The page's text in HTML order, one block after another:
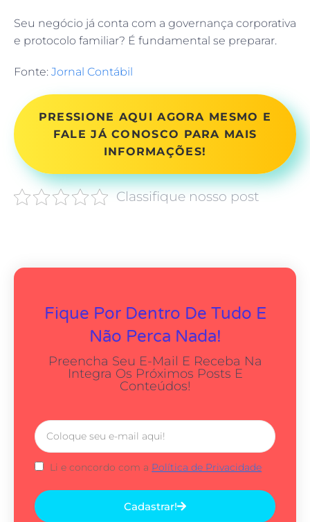
Seu negócio já conta com a governança corporativa
e protocolo familiar? É fundamental se preparar.
Fonte: Jornal Contábil
PRESSIONE AQUI AGORA MESMO E
FALE JÁ CONOSCO PARA MAIS
INFORMAÇÕES!
Classifique nosso post
Fique Por Dentro De Tudo E
Não Perca Nada!
Preencha Seu E-Mail E Receba Na
Integra Os Próximos Posts E
Conteúdos!
Li e concordo com a Política de Privacidade
Cadastrar!